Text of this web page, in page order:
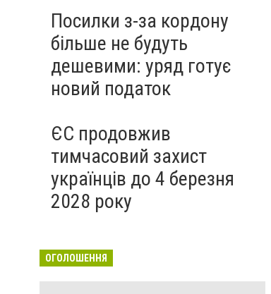
Посилки з-за кордону
більше не будуть
дешевими: уряд готує
новий податок
ЄС продовжив
тимчасовий захист
українців до 4 березня
2028 року
ОГОЛОШЕННЯ